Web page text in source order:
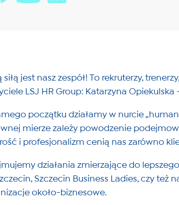
siłą jest nasz zespół! To rekruterzy,
LSJ HR Group: Katarzyna Opiekulska
początku działamy w nurcie
mierze zależy powodzenie
i profesjonalizm cenią nas zarówno
działania zmierzające do
Szczecin Business Ladies, czy
około-biznesowe.